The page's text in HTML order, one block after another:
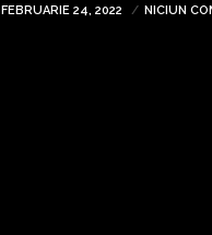
FEBRUARIE 24, 2022 NICIUN